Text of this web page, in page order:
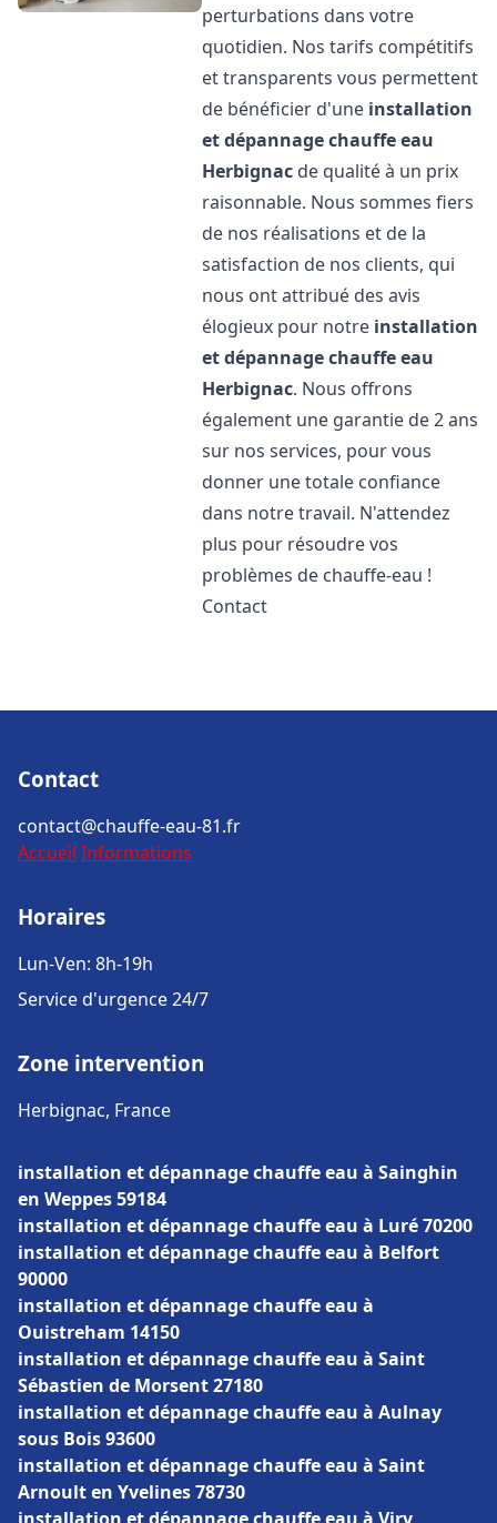
perturbations dans votre
quotidien. Nos tarifs compétitifs
et transparents vous permettent
de bénéficier d'une installation
et dépannage chauffe eau
Herbignac de qualité à un prix
raisonnable. Nous sommes fiers
de nos réalisations et de la
satisfaction de nos clients, qui
nous ont attribué des avis
élogieux pour notre installation
et dépannage chauffe eau
Herbignac. Nous offrons
également une garantie de 2 ans
sur nos services, pour vous
donner une totale confiance
dans notre travail. N'attendez
plus pour résoudre vos
problèmes de chauffe-eau !
Contact
Contact
contact@chauffe-eau-81.fr
Accueil Informations
Horaires
Lun-Ven: 8h-19h
Service d'urgence 24/7
Zone intervention
Herbignac, France
installation et dépannage chauffe eau à Sainghin
en Weppes 59184
installation et dépannage chauffe eau à Luré 70200
installation et dépannage chauffe eau à Belfort
90000
installation et dépannage chauffe eau à
Ouistreham 14150
installation et dépannage chauffe eau à Saint
Sébastien de Morsent 27180
installation et dépannage chauffe eau à Aulnay
sous Bois 93600
installation et dépannage chauffe eau à Saint
Arnoult en Yvelines 78730